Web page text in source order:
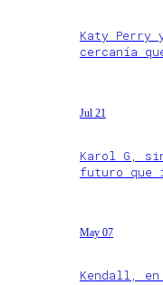
Katy Perry
cercanía
Jul 21
Karol G,
futuro que
May 07
Kendall,